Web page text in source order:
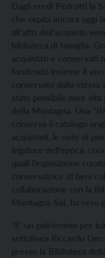
Dagli eredi Pedrotti la
che ospita ancora oggi
all'atto dell'acquisto
biblioteca di famiglia.
acquistati e conservati
fondendo insieme il
conservato dalla stessa
stato possibile dare
della Montagna. Una
conserva il catalogo
acquistati, le note di
legature dell’epoca,
quali l’esposizione
conservatrice di beni
collaborazione con la
Montagna-Sat, ha reso
“E' un patrimonio per
sottolinea Riccardo
presso la Biblioteca